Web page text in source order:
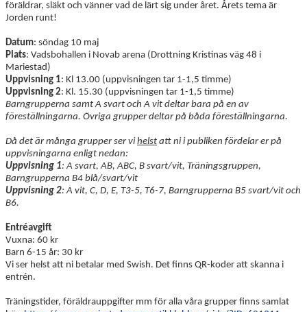
föräldrar, släkt och vänner vad de lärt sig under året. Årets tema är
Jorden runt!
Datum: söndag 10 maj
Plats: Vadsbohallen i Novab arena (Drottning Kristinas väg 48 i
Mariestad)
Uppvisning 1: Kl 13.00 (uppvisningen tar 1-1,5 timme)
Uppvisning 2: Kl. 15.30 (uppvisningen tar 1-1,5 timme)
Barngrupperna samt A svart och A vit deltar bara på en av
föreställningarna. Övriga grupper deltar på båda föreställningarna.
Då det är många grupper ser vi helst att ni i publiken fördelar er på
uppvisningarna enligt nedan:
Uppvisning 1: A svart, AB, ABC, B svart/vit, Träningsgruppen,
Barngrupperna B4 blå/svart/vit
Uppvisning 2: A vit, C, D, E, T3-5, T6-7, Barngrupperna B5 svart/vit och
B6.
Entréavgift
Vuxna: 60 kr
Barn 6-15 år: 30 kr
Vi ser helst att ni betalar med Swish. Det finns QR-koder att skanna i
entrén.
Träningstider, föräldrauppgifter mm för alla våra grupper finns samlat